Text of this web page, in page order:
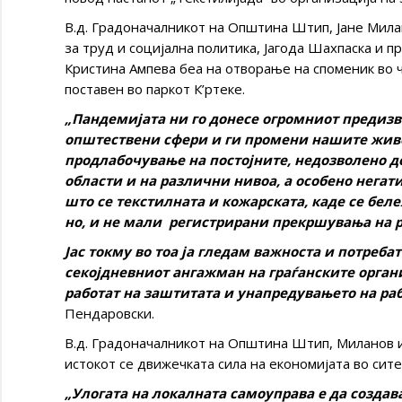
В.д. Градоначалникот на Општина Штип, Јане
за труд и социјална политика, Јагода Шахпаска и
Кристина Ампева беа на отворање на споменик во
поставен во паркот К’ртеке.
„Пандемијата ни го донесе огромниот
општествени сфери и ги промени нашите
продлабочување на постојните, недозволено
области и на различни нивоа, а особено
што се текстилната и кожарската, каде се
но, и не мали регистрирани прекршувања на
Јас токму во тоа ја гледам важноста и
секојдневниот ангажман на граѓанските
работат на заштитата и унапредувањето на
Пендаровски.
В.д. Градоначалникот на Општина Штип, Миланов
истокот се движечката сила на економијата во
„Улогата на локалната самоуправа е да